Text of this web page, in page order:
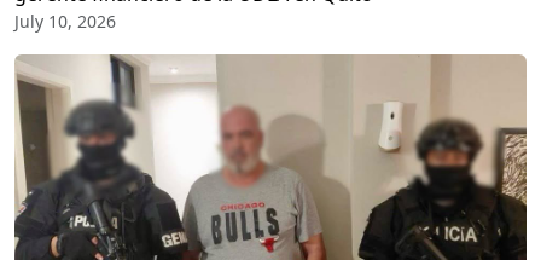
July 10, 2026